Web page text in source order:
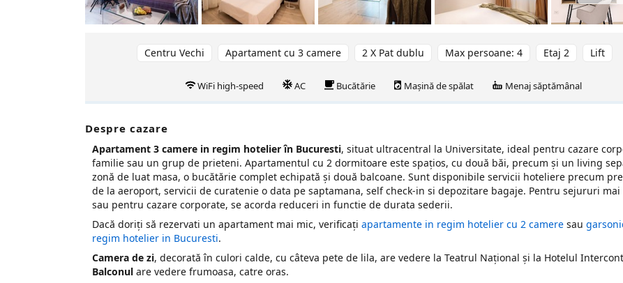
Centru Vechi Apartament cu 3 camere 2 X Pat dublu Max persoane: 4 Etaj 2 Lift
WiFi high-speed AC Bucătărie Mașină de spălat Menaj săptămânal
Despre cazare
Apartament 3 camere in regim hotelier în Bucuresti, situat ultracentral la Universitate, ideal pentru cazare
familie sau un grup de prieteni. Apartamentul cu 2 dormitoare este spațios, cu două băi, precum și un living
zonă de luat masa, o bucătărie complet echipată și două balcoane. Sunt disponibile servicii hoteliere precum
de la aeroport, servicii de curatenie o data pe saptamana, self check-in si depozitare bagaje. Pentru sejururi
sau pentru cazare corporate, se acorda reduceri in functie de durata sederii.
Dacă doriți să rezervati un apartament mai mic, verificați apartamente in regim hotelier cu 2 camere sau
regim hotelier in Bucuresti.
Camera de zi, decorată în culori calde, cu câteva pete de lila, are vedere la Teatrul Național și la Hotelul
Balconul are vedere frumoasa, catre oras.